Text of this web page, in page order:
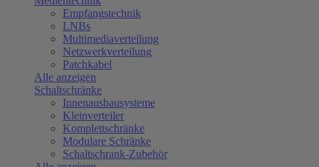
Empfangstechnik
LNBs
Multimediaverteilung
Netzwerkverteilung
Patchkabel
Alle anzeigen
Schaltschränke
Innenausbausysteme
Kleinverteiler
Komplettschränke
Modulare Schränke
Schaltschrank-Zubehör